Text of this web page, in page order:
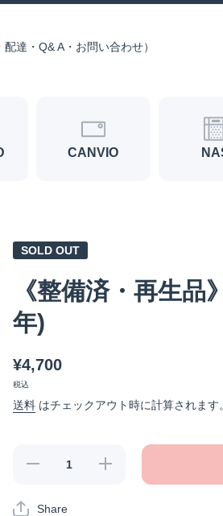
達・Q& A・お問い合わせ）
CANVIO
SOLD OUT
《整備済・再生
年)
¥4,700
税込
送料 はチェックアウト時に計算されます
《整備済・再
証1年)の数量
《整備済・再
生品》WEX-
Share